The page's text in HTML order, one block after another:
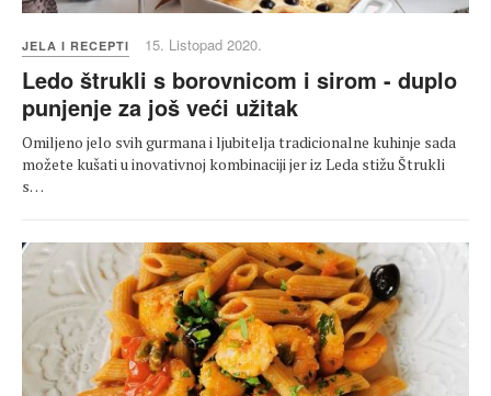
JELA I RECEPTI 15. Listopad 2020.
Ledo štrukli s borovnicom i sirom - duplo
punjenje za još veći užitak
Omiljeno jelo svih gurmana i ljubitelja tradicionalne kuhinje sada
možete kušati u inovativnoj kombinaciji jer iz Leda stižu Štrukli
s…